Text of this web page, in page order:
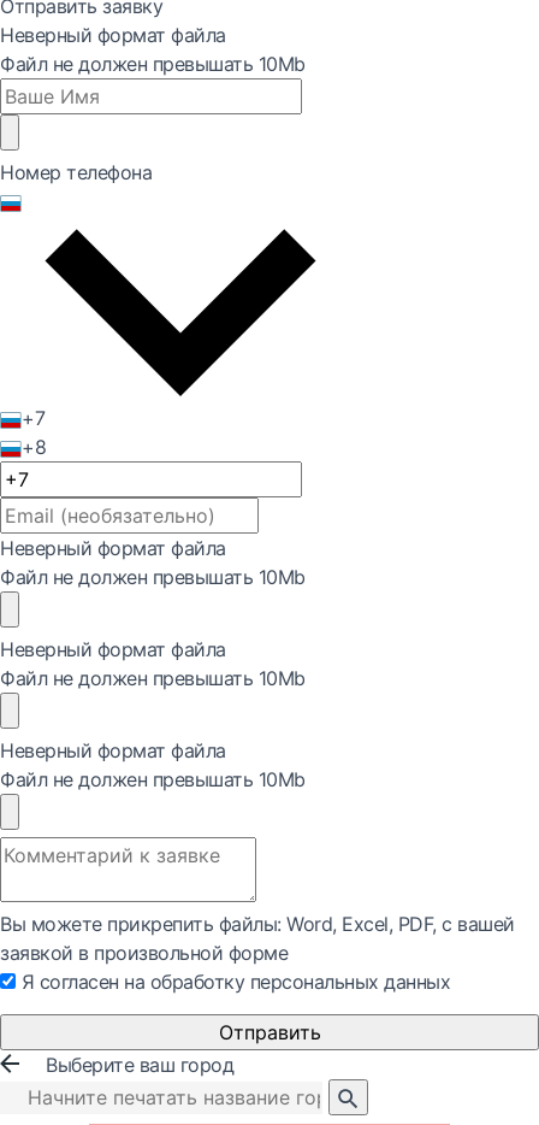
Отправить заявку
Неверный формат файла
Файл не должен превышать 10Mb
Номер телефона
+7
+8
Неверный формат файла
Файл не должен превышать 10Mb
Неверный формат файла
Файл не должен превышать 10Mb
Неверный формат файла
Файл не должен превышать 10Mb
Вы можете прикрепить файлы: Word, Exсel, PDF, с вашей
заявкой в произвольной форме
Я согласен на обработку персональных данных
Отправить
Выберите ваш город